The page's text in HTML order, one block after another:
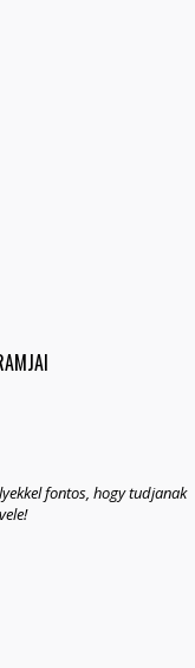
fontos, hogy tudjanak